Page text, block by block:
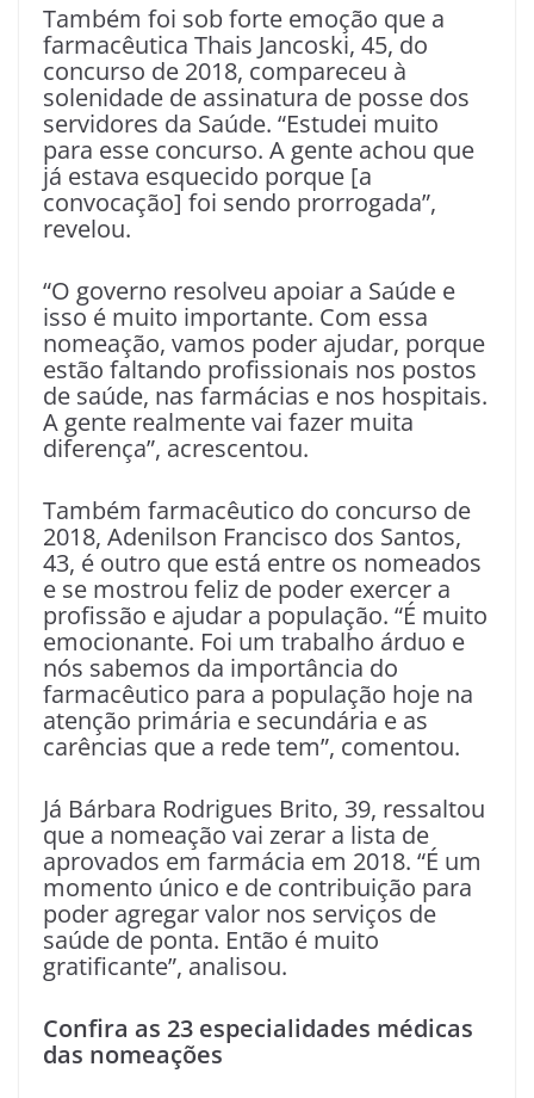
Também foi sob forte emoção que a
farmacêutica Thais Jancoski, 45, do
concurso de 2018, compareceu à
solenidade de assinatura de posse dos
servidores da Saúde. “Estudei muito
para esse concurso. A gente achou que
já estava esquecido porque [a
convocação] foi sendo prorrogada”,
revelou.
“O governo resolveu apoiar a Saúde e
isso é muito importante. Com essa
nomeação, vamos poder ajudar, porque
estão faltando profissionais nos postos
de saúde, nas farmácias e nos hospitais.
A gente realmente vai fazer muita
diferença”, acrescentou.
Também farmacêutico do concurso de
2018, Adenilson Francisco dos Santos,
43, é outro que está entre os nomeados
e se mostrou feliz de poder exercer a
profissão e ajudar a população. “É muito
emocionante. Foi um trabalho árduo e
nós sabemos da importância do
farmacêutico para a população hoje na
atenção primária e secundária e as
carências que a rede tem”, comentou.
Já Bárbara Rodrigues Brito, 39, ressaltou
que a nomeação vai zerar a lista de
aprovados em farmácia em 2018. “É um
momento único e de contribuição para
poder agregar valor nos serviços de
saúde de ponta. Então é muito
gratificante”, analisou.
Confira as 23 especialidades médicas
das nomeações